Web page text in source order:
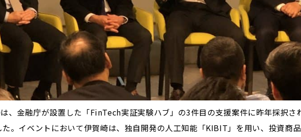
、金融庁が設置した「FinTech実証実験ハブ」の3件目の支援案件に昨年採択
た。イベントにおいて伊賀崎は、独自開発の人工知能「KIBIT」を用い、投資商